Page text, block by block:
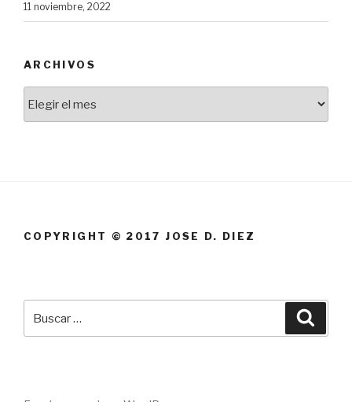
11 noviembre, 2022
ARCHIVOS
COPYRIGHT © 2017 JOSE D. DIEZ